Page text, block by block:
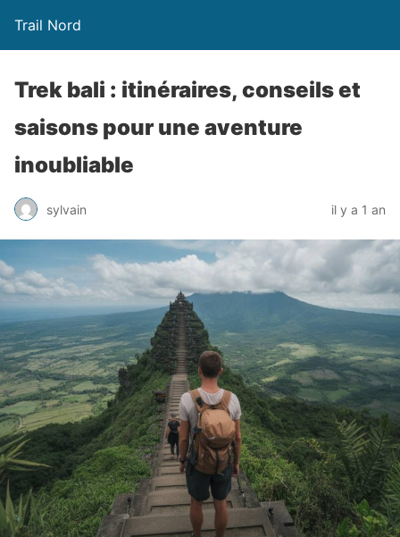
Trail Nord
Trek bali : itinéraires, conseils et
saisons pour une aventure
inoubliable
sylvain il y a 1 an